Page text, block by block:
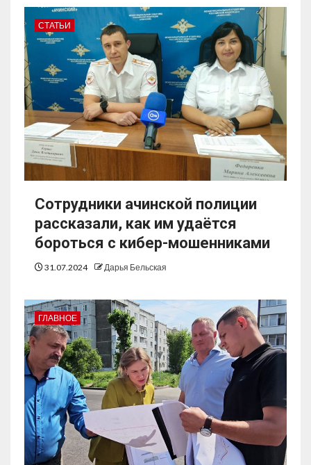
СТАТЬИ
Сотрудники ачинской полиции
рассказали, как им удаётся
бороться с кибер-мошенниками
31.07.2024 Дарья Бельская
ГЛАВНОЕ